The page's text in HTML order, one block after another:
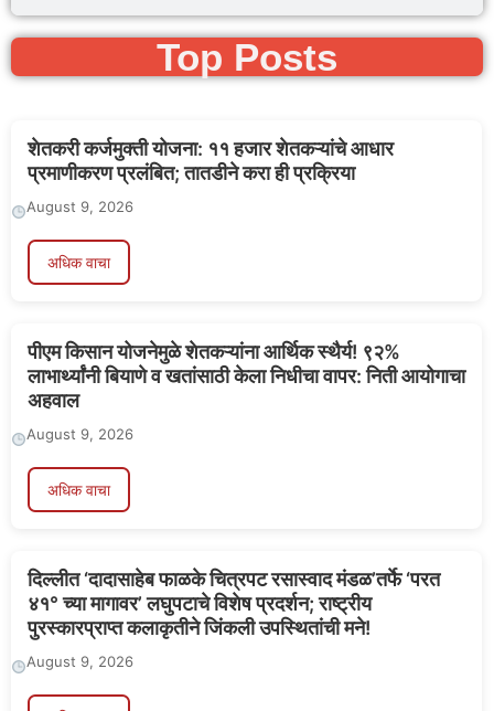
शेतकरी कर्जमुक्ती योजना: ११ हजार शेतकऱ्यांचे आधार
प्रमाणीकरण प्रलंबित; तातडीने करा ही प्रक्रिया
पीएम किसान योजनेमुळे शेतकऱ्यांना आर्थिक स्थैर्य! ९२%
लाभार्थ्यांनी बियाणे व खतांसाठी केला निधीचा वापर: निती आयोगाचा
अहवाल
अधिक वाचा
दिल्लीत ‘दादासाहेब फाळके चित्रपट रसास्वाद मंडळ’तर्फे ‘परत
४१° च्या मागावर’ लघुपटाचे विशेष प्रदर्शन; राष्ट्रीय
पुरस्कारप्राप्त कलाकृतीने जिंकली उपस्थितांची मने!
अधिक वाचा
जायकवाडी धरण १०० टक्के भरले! उपलब्ध पाण्याचे सुयोग्य
नियोजन करण्याचे पालकमंत्री संजय शिरसाट यांचे आदेश